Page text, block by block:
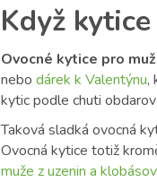
Když
Ovocné kytice pro
nebo dárek k Valentýnu,
kytic podle chuti
Taková sladká ovocná
Ovocná kytice totiž
muže z uzenin a